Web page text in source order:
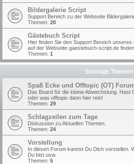
Bildergalerie Script
Support Bereich zu der Webseite
Themen: 20
Gästebuch Script
Hier finden Sie den Support Bereich
auf der Webseite gaestebuch-script.de finden.
Themen: 1
Sonstige Themen
Spaß Ecke und Offtopic (OT)
Das Board für die kleine Abwechslung. Hast
oder was offtopic dann hier rein!
Themen: 29
Schlagzeilen zum Tage
Diskussion zu Aktuellen Themen.
Themen: 24
Vorstellung
In diesen Forum kannst Du Dich vorstellen.
Du bist usw.
Themen: 5